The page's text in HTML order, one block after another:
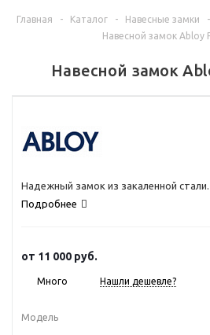
Главная - Каталог - Навесные замки -
Навесной замок Abloy
Навесной замок
Надежный замок из закаленной стали.
Подробнее
от 11 000 руб.
Много Нашли дешевле?
Модель